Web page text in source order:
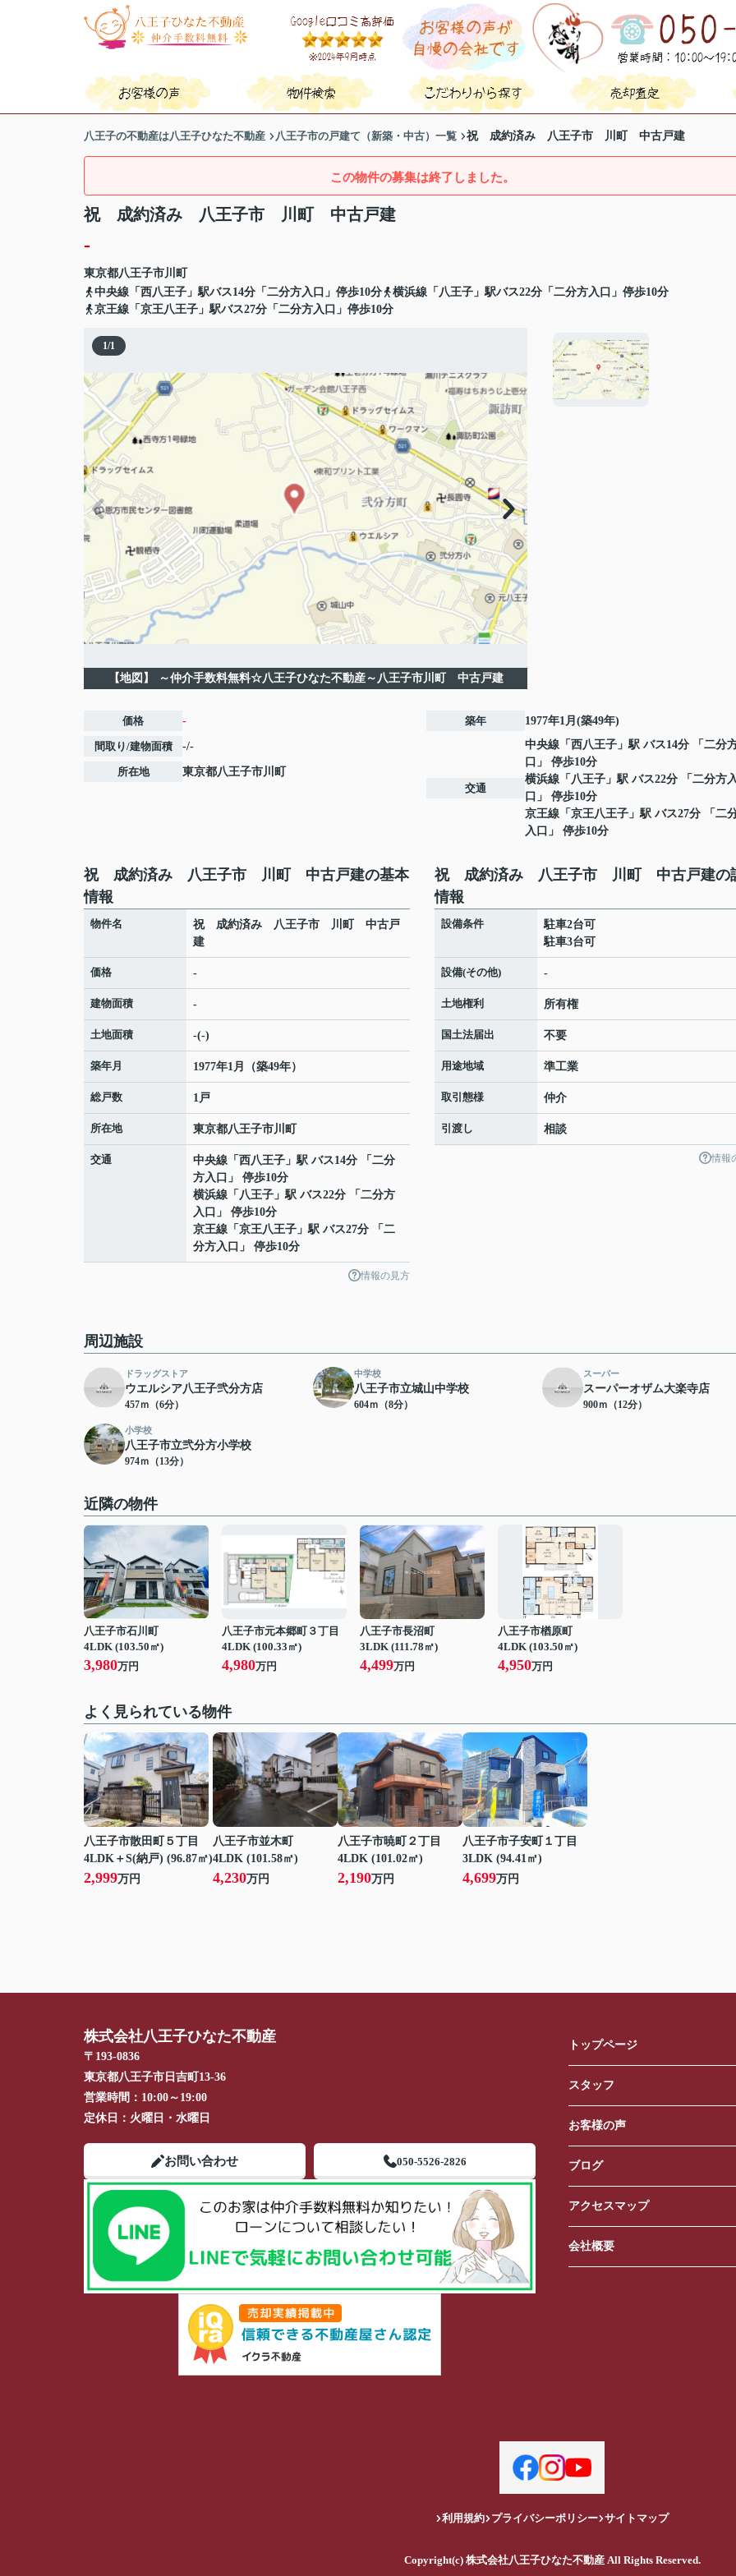
八王子の不動産は八王子ひなた不動産 八王子市の戸建て（新築・中古）一覧 祝 成約済み 八王子市 川町 中古戸建
この物件の募集は終了しました。
祝 成約済み 八王子市 川町 中古戸建
-
東京都八王子市川町
中央線「西八王子」駅バス14分「二分方入口」停歩10分
横浜線「八王子」駅バス22分「二分方入口」停歩10分
京王線「京王八王子」駅バス27分「二分方入口」停歩10分
1/1
【地図】 ～仲介手数料無料☆八王子ひなた不動産～八王子市川町 中古戸建
価格 -
間取り/建物面積 -/-
所在地 東京都八王子市川町
築年 1977年1月(築49年)
交通
中央線 「 西八王子 」駅 バス14分 「二分
口」 停歩10分
横浜線 「 八王子 」駅 バス22分 「二分方
口」 停歩10分
京王線 「 京王八王子 」駅 バス27分 「二
入口」 停歩10分
祝 成約済み 八王子市 川町 中古戸建の基本
情報
物件名
祝 成約済み 八王子市 川町 中古戸
建
価格 -
建物面積 -
土地面積 -(-)
築年月 1977年1月（築49年）
総戸数 1戸
所在地 東京都八王子市川町
交通 中央線 「 西八王子 」駅 バス14分 「二分
方入口」 停歩10分
横浜線 「 八王子 」駅 バス22分 「二分方
入口」 停歩10分
京王線 「 京王八王子 」駅 バス27分 「二
分方入口」 停歩10分
情報の見方
祝 成約済み 八王子市 川町 中古戸建の
情報
設備条件
駐車2台可
駐車3台可
設備(その他) -
土地権利 所有権
国土法届出 不要
用途地域 準工業
取引態様 仲介
引渡し 相談
情報
周辺施設
ドラッグストア
ウエルシア八王子弐分方店
457ｍ（6分）
中学校
八王子市立城山中学校
604ｍ（8分）
スーパー
スーパーオザム大楽寺店
900ｍ（12分）
小学校
八王子市立弐分方小学校
974ｍ（13分）
近隣の物件
八王子市石川町
4LDK (103.50㎡)
3,980万円
八王子市元本郷町３丁目
4LDK (100.33㎡)
4,980万円
八王子市長沼町
3LDK (111.78㎡)
4,499万円
八王子市楢原町
4LDK (103.50㎡)
4,950万円
よく見られている物件
八王子市散田町５丁目
4LDK＋S(納戸) (96.87㎡)
2,999万円
八王子市並木町
4LDK (101.58㎡)
4,230万円
八王子市暁町２丁目
4LDK (101.02㎡)
2,190万円
八王子市子安町１丁目
3LDK (94.41㎡)
4,699万円
株式会社八王子ひなた不動産
〒193-0836
東京都八王子市日吉町13-36
営業時間： 10:00～19:00
定休日： 火曜日・水曜日
お問い合わせ 050-5526-2826
トップページ
スタッフ
お客様の声
ブログ
アクセスマップ
会社概要
利用規約 プライバシーポリシー サイトマップ
Copyright(c) 株式会社八王子ひなた不動産 All Rights Reserved.